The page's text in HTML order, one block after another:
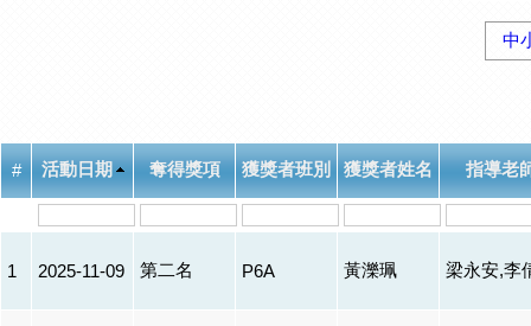
中
# 活動日期 奪得獎項 獲獎者班別 獲獎者姓名 指導老
1 2025-11-09 第二名 P6A 黃濼珮 梁永安,李